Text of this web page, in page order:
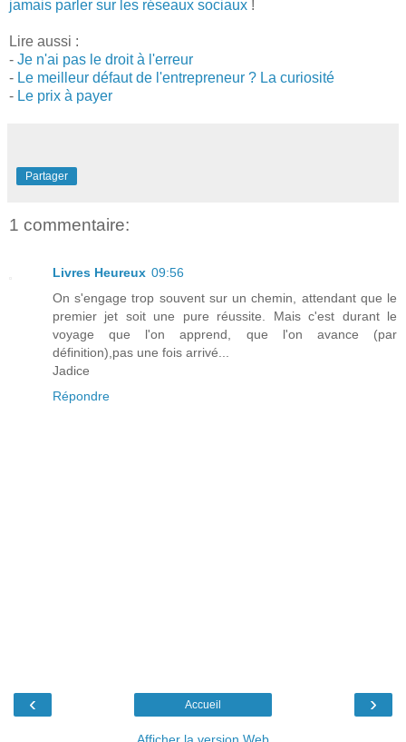
jamais parler sur les réseaux sociaux !
Lire aussi :
- Je n'ai pas le droit à l'erreur
- Le meilleur défaut de l'entrepreneur ? La curiosité
- Le prix à payer
Partager
1 commentaire:
Livres Heureux 09:56
On s'engage trop souvent sur un chemin, attendant que le
premier jet soit une pure réussite. Mais c'est durant le
voyage que l'on apprend, que l'on avance (par
définition),pas une fois arrivé...
Jadice
Répondre
‹ ›
Accueil